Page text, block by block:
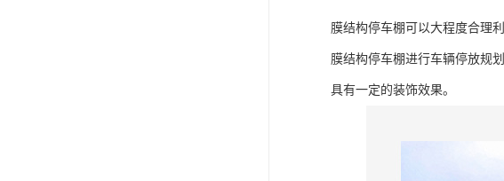
膜结构停车棚可以大程度合理
膜结构停车棚进行车辆停放规
具有一定的装饰效果。